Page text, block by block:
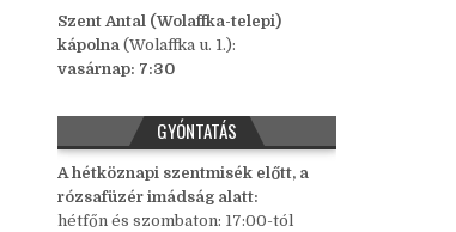
Szent Antal (Wolaffka-telepi)
kápolna (Wolaffka u. 1.):
vasárnap: 7:30
GYÓNTATÁS
A hétköznapi szentmisék előtt, a
rózsafüzér imádság alatt:
hétfőn és szombaton: 17:00-tól